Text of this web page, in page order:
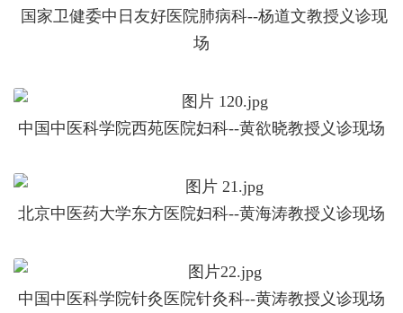
国家卫健委中日友好医院肺病科--杨道文教授义诊现
场
中国中医科学院西苑医院妇科--黄欲晓教授义诊现场
北京中医药大学东方医院妇科--黄海涛教授义诊现场
中国中医科学院针灸医院针灸科--黄涛教授义诊现场